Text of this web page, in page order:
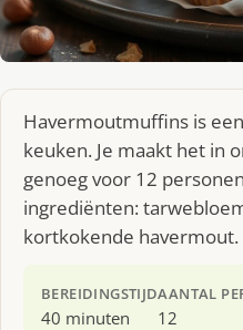
Havermoutmuffins is
keuken. Je maakt het in
genoeg voor 12
ingrediënten:
kortkokende havermout.
BEREIDINGSTIJD
40 minuten
AANTAL
12